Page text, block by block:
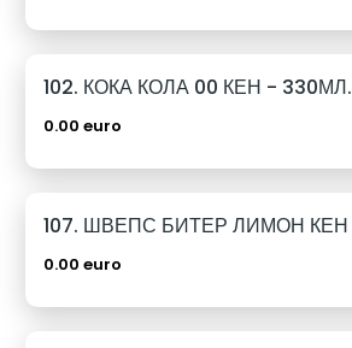
102. КОКА КОЛА 00 КЕН - 330МЛ.
0.00 euro
0.00 euro